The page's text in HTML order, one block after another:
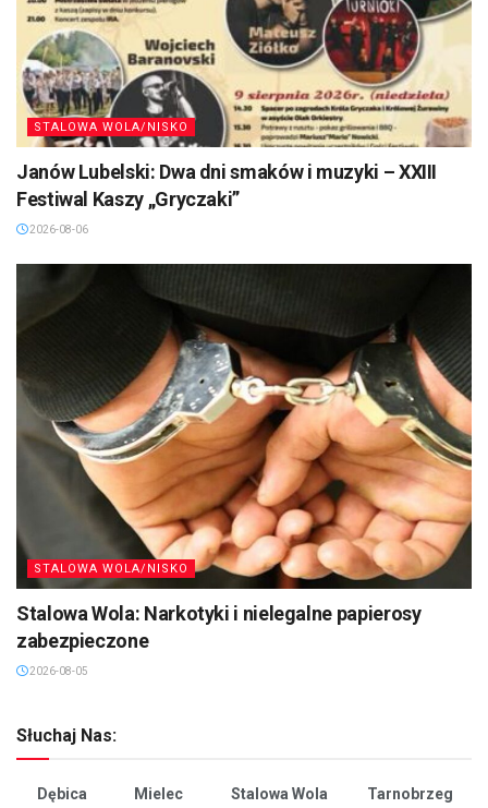
STALOWA WOLA/NISKO
Janów Lubelski: Dwa dni smaków i muzyki – XXIII
Festiwal Kaszy „Gryczaki”
2026-08-06
STALOWA WOLA/NISKO
Stalowa Wola: Narkotyki i nielegalne papierosy
zabezpieczone
2026-08-05
Słuchaj Nas:
Dębica Mielec Stalowa Wola
Tarnobrzeg